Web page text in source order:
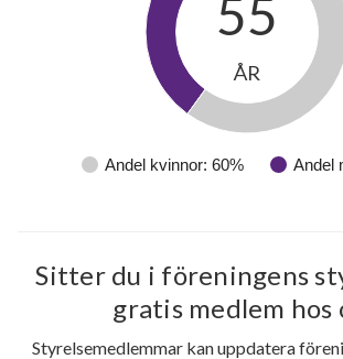
Andel kvinnor: 60% Andel
55
ÅR
Sitter du i föreningens
gratis medlem hos
Styrelsemedlemmar kan uppdatera